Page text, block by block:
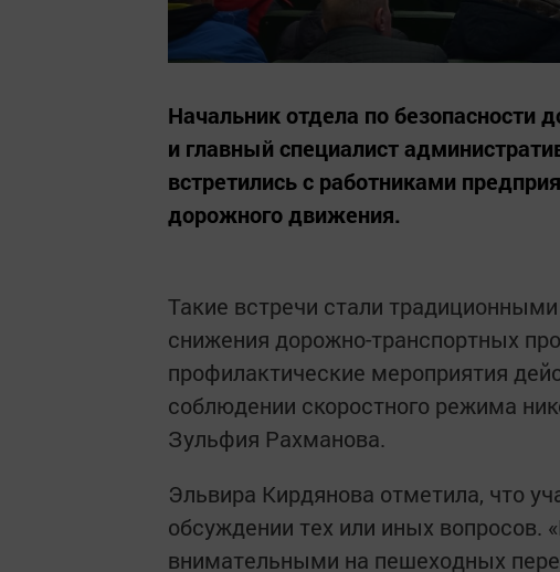
Начальник отдела по
и главный специалист
встретились с работниками
дорожного движения.
Такие встречи стали
снижения дорожно-транспортных
профилактические мероприятия
соблюдении скоростного режима
Зульфия Рахманова.
Эльвира Кирдянова отметила, что
обсуждении тех или иных
внимательными на пешеходных